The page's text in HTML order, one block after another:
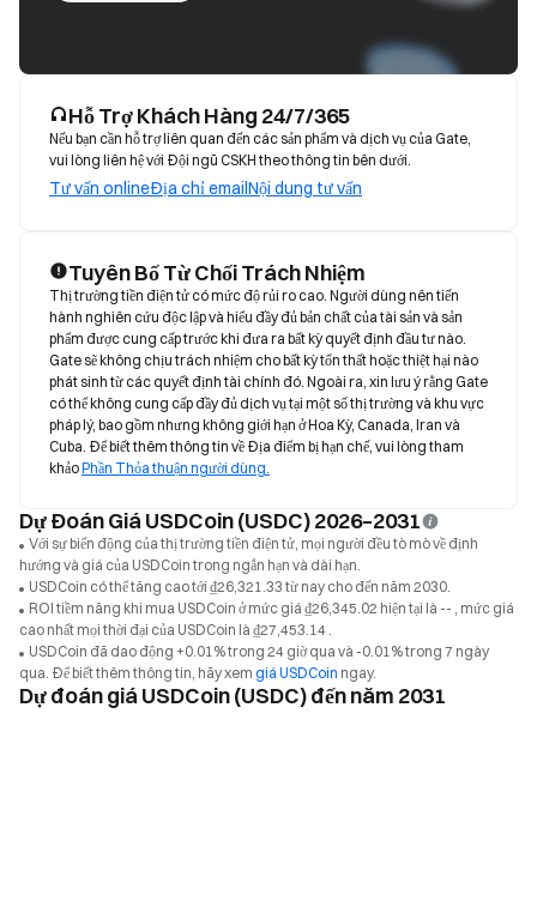
Hỗ Trợ Khách Hàng 24/7/365
Nếu bạn cần hỗ trợ liên quan đến các sản phẩm và dịch vụ của Gate,
vui lòng liên hệ với Đội ngũ CSKH theo thông tin bên dưới.
Tư vấn onlineĐịa chỉ emailNội dung tư vấn
Tuyên Bố Từ Chối Trách Nhiệm
Thị trường tiền điện tử có mức độ rủi ro cao. Người dùng nên tiến
hành nghiên cứu độc lập và hiểu đầy đủ bản chất của tài sản và sản
phẩm được cung cấp trước khi đưa ra bất kỳ quyết định đầu tư nào.
Gate sẽ không chịu trách nhiệm cho bất kỳ tổn thất hoặc thiệt hại nào
phát sinh từ các quyết định tài chính đó. Ngoài ra, xin lưu ý rằng Gate
có thể không cung cấp đầy đủ dịch vụ tại một số thị trường và khu vực
pháp lý, bao gồm nhưng không giới hạn ở Hoa Kỳ, Canada, Iran và
Cuba. Để biết thêm thông tin về Địa điểm bị hạn chế, vui lòng tham
khảo Phần Thỏa thuận người dùng.
Dự Đoán Giá USDCoin (USDC) 2026–2031
Với sự biến động của thị trường tiền điện tử, mọi người đều tò mò về định
hướng và giá của USDCoin trong ngắn hạn và dài hạn.
USDCoin có thể tăng cao tới ₫26,321.33 từ nay cho đến năm 2030.
ROI tiềm năng khi mua USDCoin ở mức giá ₫26,345.02 hiện tại là -- , mức giá
cao nhất mọi thời đại của USDCoin là ₫27,453.14 .
USDCoin đã dao động +0.01% trong 24 giờ qua và -0.01% trong 7 ngày
qua. Để biết thêm thông tin, hãy xem giá USDCoin ngay.
Dự đoán giá USDCoin (USDC) đến năm 2031